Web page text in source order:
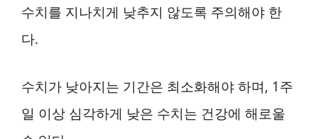
수치를 지나치게 낮추지 않도록 주의해야 한
다.
수치가 낮아지는 기간은 최소화해야 하며, 1주
일 이상 심각하게 낮은 수치는 건강에 해로울